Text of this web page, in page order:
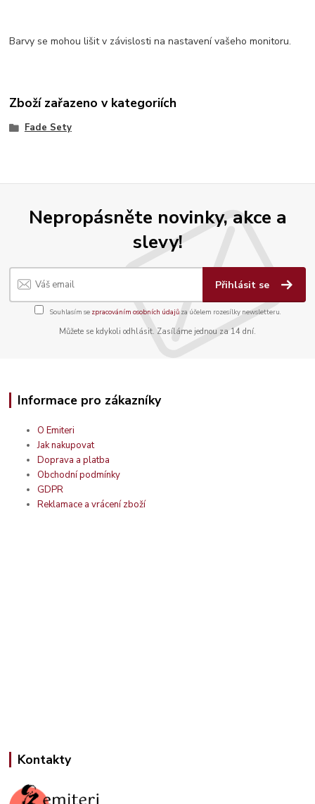
Barvy se mohou lišit v závislosti na nastavení vašeho monitoru.
Zboží zařazeno v kategoriích
Fade Sety
Nepropásněte novinky, akce a
slevy!
Přihlásit se
Souhlasím se zpracováním osobních údajůza účelem rozesílky newsletteru.
Můžete se kdykoli odhlásit. Zasíláme jednou za 14 dní.
Informace pro zákazníky
O Emiteri
Jak nakupovat
Doprava a platba
Obchodní podmínky
GDPR
Reklamace a vrácení zboží
Kontakty